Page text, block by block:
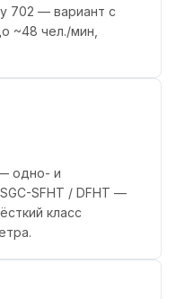
702 — вариант с
~48 чел./мин,
— одно- и
SFHT / DFHT —
класс